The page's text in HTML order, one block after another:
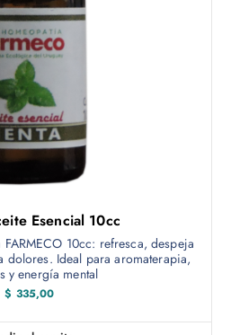
Esencial 10cc
10cc: refresca, despeja
dolores. Ideal para aromaterapia,
y energía mental
$ 335,00